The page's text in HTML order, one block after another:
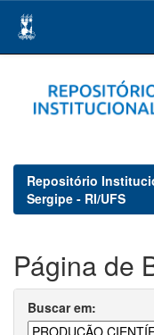
navigation
Repositório
Sergipe - RI/UFS
Página de
Buscar em: